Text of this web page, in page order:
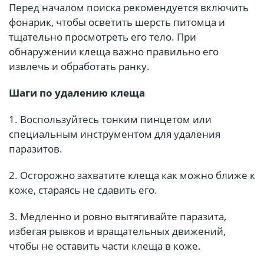
Перед началом поиска рекомендуется включить
фонарик, чтобы осветить шерсть питомца и
тщательно просмотреть его тело. При
обнаружении клеща важно правильно его
извлечь и обработать ранку.
Шаги по удалению клеща
1. Воспользуйтесь тонким пинцетом или
специальным инструментом для удаления
паразитов.
2. Осторожно захватите клеща как можно ближе к
коже, стараясь не сдавить его.
3. Медленно и ровно вытягивайте паразита,
избегая рывков и вращательных движений,
чтобы не оставить части клеща в коже.